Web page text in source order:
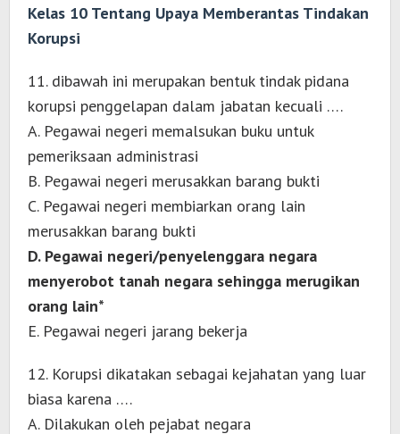
Kelas 10 Tentang Upaya Memberantas Tindakan
Korupsi
11. dibawah ini merupakan bentuk tindak pidana
korupsi penggelapan dalam jabatan kecuali ….
A. Pegawai negeri memalsukan buku untuk
pemeriksaan administrasi
B. Pegawai negeri merusakkan barang bukti
C. Pegawai negeri membiarkan orang lain
merusakkan barang bukti
D. Pegawai negeri/penyelenggara negara
menyerobot tanah negara sehingga merugikan
orang lain*
E. Pegawai negeri jarang bekerja
12. Korupsi dikatakan sebagai kejahatan yang luar
biasa karena ….
A. Dilakukan oleh pejabat negara